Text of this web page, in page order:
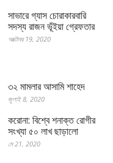
সাভারে গ্যাস চোরাকারবারি
সদস্য রাজন ভূঁইয়া গ্রেফতার
অক্টোবর 19, 2020
৩২ মামলার আসামি শাহেদ
জুলাই 8, 2020
করোনা: বিশ্বে শনাক্ত রোগীর
সংখ্যা ৫০ লাখ ছাড়ালো
মে 21, 2020